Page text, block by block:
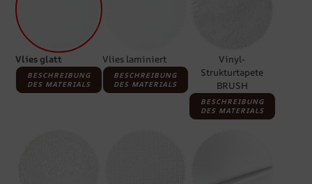
Vlies glatt
BESCHREIBUNG
DES MATERIALS
Vlies laminiert
BESCHREIBUNG
DES MATERIALS
Vinyl-
Strukturtapete
BRUSH
BESCHREIBUNG
DES MATERIALS